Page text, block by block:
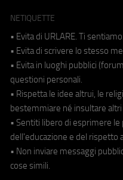
NETIQUETTE
• Evita di URLARE. Ti sentiamo.
• Evita di scrivere lo stesso
• Evita in luoghi pubblici
questioni personali.
• Rispetta le idee altrui, le
bestemmiare né insultare
• Sentiti libero di esprimere
dell'educazione e del rispetto
• Non inviare messaggi
cose simili.